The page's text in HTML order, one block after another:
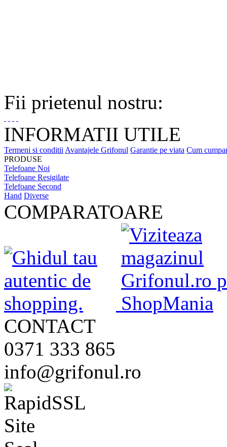
Fii prietenul nostru:
INFORMATII UTILE
Termeni si conditii Avantajele Grifonul Garantie pe viata Cum
PRODUSE
Telefoane Noi
Telefoane Resigilate
Telefoane Second
Hand Diverse
COMPARATOARE
CONTACT
0371 333 865
info@grifonul.ro